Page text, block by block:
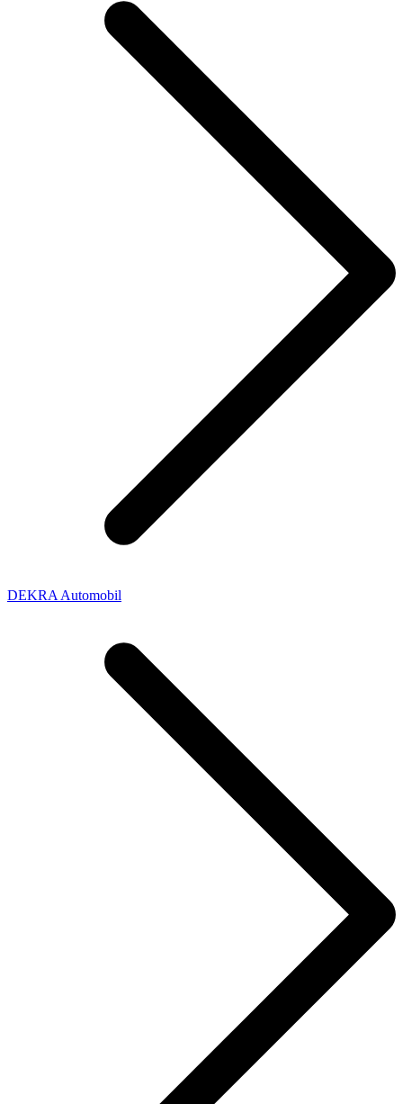
DEKRA Automobil